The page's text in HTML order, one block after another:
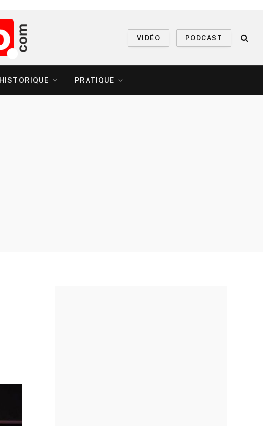
VIDÉO PODCAST
HISTORIQUE PRATIQUE